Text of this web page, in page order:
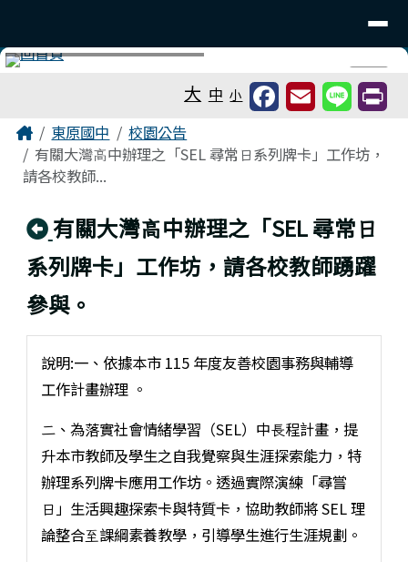
⏸
大 中 小
主內容區域
Home東原國中
校園公告
有關⼤灣⾼中辦理之「SEL 尋常⽇系列牌卡」⼯作坊，
請各校教師...
回上頁
有關⼤灣⾼中辦理之「SEL 尋常⽇
系列牌卡」⼯作坊，請各校教師踴躍
參與。
說明:⼀、依據本市 115 年度友善校園事務與輔導
⼯作計畫辦理 。
⼆、為落實社會情緒學習（SEL）中⻑程計畫，提
升本市教師及學⽣之⾃我覺察與⽣涯探索能⼒，特
辦理系列牌卡應⽤⼯作坊。透過實際演練「尋嘗
⽇」⽣活興趣探索卡與特質卡，協助教師將 SEL 理
論整合⾄課綱素養教學，引導學⽣進⾏⽣涯規劃。
頁尾區域